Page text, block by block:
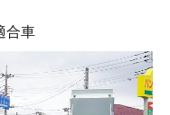
合車